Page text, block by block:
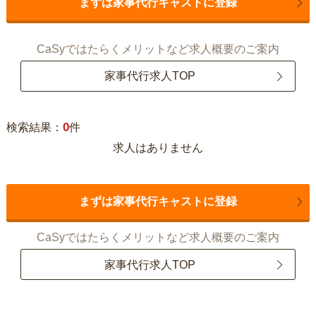
まずは家事代行キャストに登録
CaSyではたらくメリットなど求人概要のご案内
家事代行求人TOP
検索結果： 0件
求人はありません
まずは家事代行キャストに登録
CaSyではたらくメリットなど求人概要のご案内
家事代行求人TOP